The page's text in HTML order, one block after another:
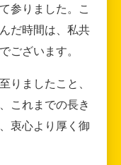
参りました。こ
だ時間は、私共
ございます。
りましたこと、
これまでの長き
衷心より厚く御